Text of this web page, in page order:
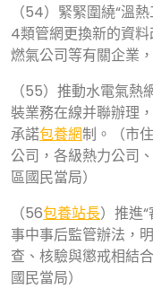
（54）緊緊圍繞“溫
4類管網更換新的資
燃氣公司等有關企業
（55）推動水電氣
裝業務在線并聯辦理
承諾包養網制。（市
公司，各級熱力公司
區國民當局）
（56包養站長）推進
事中事后監管辦法，
查、核驗與懲戒相結
國民當局）